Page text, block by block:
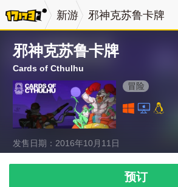
新游 邪神克苏鲁卡牌
邪神克苏鲁卡牌
Cards of Cthulhu
冒险
发售日期：2016年10月11日
预订